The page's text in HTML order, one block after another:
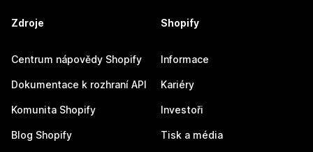
Zdroje
Centrum nápovědy Shopify
Dokumentace k rozhraní API
Komunita Shopify
Blog Shopify
Shopify
Informace
Kariéry
Investoři
Tisk a média